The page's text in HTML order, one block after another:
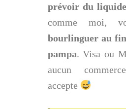
prévoir du liquide
comme moi,
bourlinguer au
pampa. Visa ou
aucun
accepte